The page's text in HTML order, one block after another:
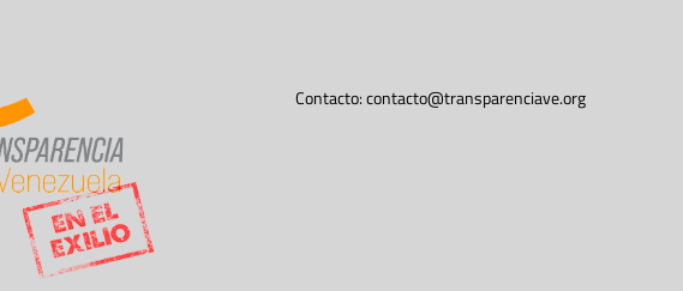
Contacto:contacto@transparenciave.org